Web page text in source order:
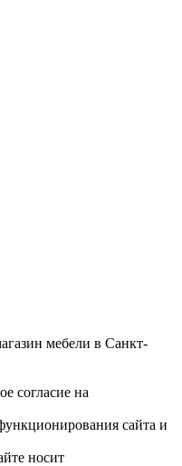
мебели в Санкт-
согласие на
сайта и
носит